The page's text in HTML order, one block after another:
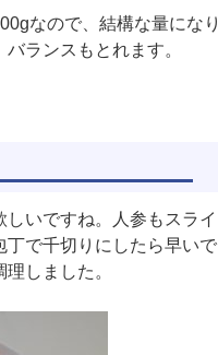
なので、結構な量になり
ランスもとれます。
いですね。人参もスライ
で千切りにしたら早いで
しました。